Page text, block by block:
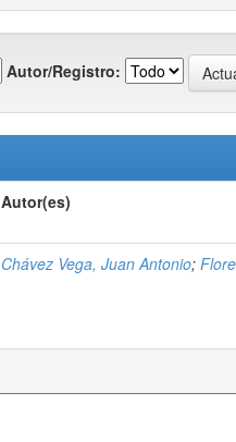
Autor/Registro:
Autor(es)
Chávez Vega, Juan Antonio;